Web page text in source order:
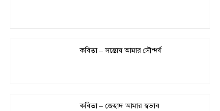
কবিতা – সন্তোষ আমার সৌন্দর্য
কবিতা – জেহাদ আমার স্বভাব